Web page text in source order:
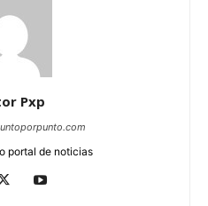
Pxp
portal de noticias